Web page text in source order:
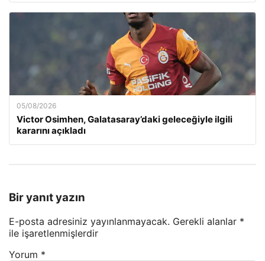
05/08/2026
Victor Osimhen, Galatasaray’daki geleceğiyle ilgili
kararını açıkladı
Bir yanıt yazın
E-posta adresiniz yayınlanmayacak. Gerekli alanlar *
ile işaretlenmişlerdir
Yorum *